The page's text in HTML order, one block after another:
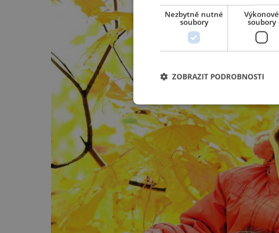
Nezbytně nutné
soubory
Výkonové
soubory
ZOBRAZIT PODROBNOSTI